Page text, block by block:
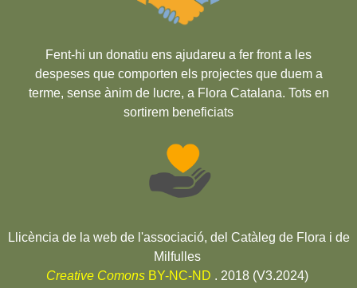
Fent-hi un donatiu ens ajudareu a fer front a les
despeses que comporten els projectes que duem a
terme, sense ànim de lucre, a Flora Catalana. Tots en
sortirem beneficiats
Llicència de la web de l'associació, del Catàleg de Flora i de
Milfulles
Creative ComonsBY-NC-ND . 2018 (V3.2024)